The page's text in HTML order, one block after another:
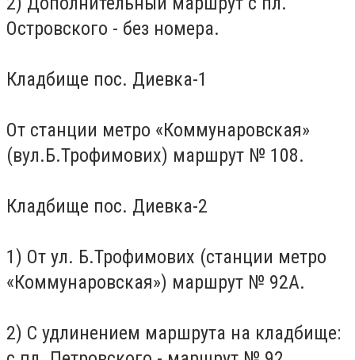
Островского - без номера.
Кладбище пос. Диевка-1
От станции метро «Коммунаровская»
(вул.Б.Трофимових) маршрут № 108.
Кладбище пос. Диевка-2
1) От ул. Б.Трофимових (станции метро
«Коммунаровская») маршрут № 92А.
2) С удлинением маршрута на кладбище: